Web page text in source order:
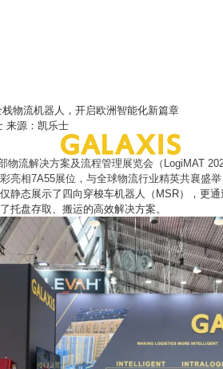
物流机器人，开启欧洲智能化新篇章
来源：凯乐士
物流解决方案及流程管理展览会（LogiMAT
亮相7A55展位，与全球物流行业精英共襄盛
静态展示了 四向穿梭车机器人（MSR）
，更
托盘存取、搬运的高效解决方案。